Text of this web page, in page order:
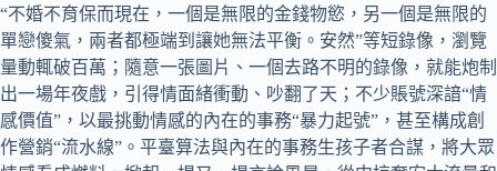
“不婚不育保而現在，一個是無限的金錢物慾，另一個是無限的
單戀傻氣，兩者都極端到讓她無法平衡。安然”等短錄像，瀏覽
量動輒破百萬；隨意一張圖片、一個去路不明的錄像，就能炮制
出一場年夜戲，引得情面緒衝動、吵翻了天；不少賬號深諳“情
感價值”，以最挑動情感的內在的事務“暴力起號”，甚至構成創
作營銷“流水線”。平臺算法與內在的事務生孩子者合謀，將大眾